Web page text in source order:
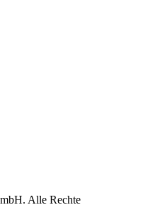
. Alle Rechte